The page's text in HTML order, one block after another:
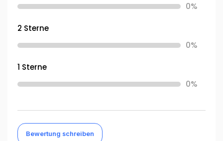
0%
2 Sterne
0%
1 Sterne
0%
Bewertung schreiben